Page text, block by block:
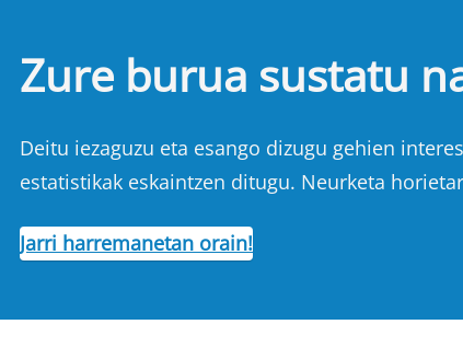
Zure burua sustatu
Deitu iezaguzu eta esango dizugu gehien
estatistikak eskaintzen ditugu. Neurketa
Jarri harremanetan orain!